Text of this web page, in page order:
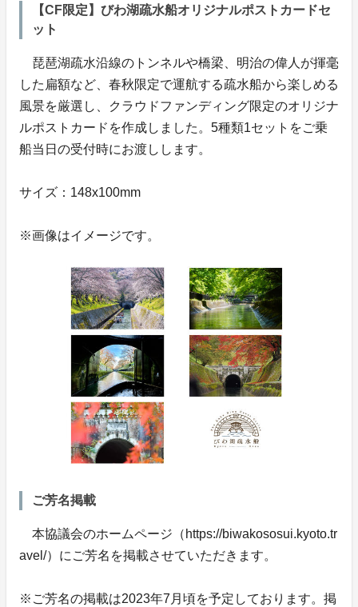
【CF限定】びわ湖疏水船オリジナルポストカードセ
ット
琵琶湖疏水沿線のトンネルや橋梁、明治の偉人が揮毫
した扁額など、春秋限定で運航する疏水船から楽しめる
風景を厳選し、クラウドファンディング限定のオリジナ
ルポストカードを作成しました。5種類1セットをご乗
船当日の受付時にお渡しします。
サイズ：148x100mm
※画像はイメージです。
ご芳名掲載
本協議会のホームページ（https://biwakososui.kyoto.tr
avel/）にご芳名を掲載させていただきます。
※ご芳名の掲載は2023年7月頃を予定しております。掲